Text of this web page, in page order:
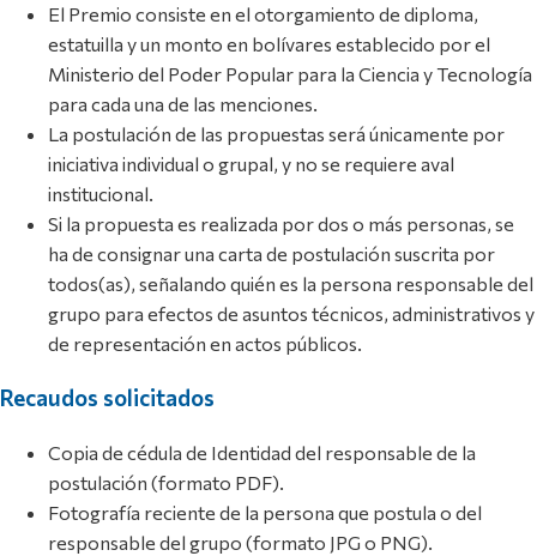
El Premio consiste en el otorgamiento de diploma,
estatuilla y un monto en bolívares establecido por el
Ministerio del Poder Popular para la Ciencia y Tecnología
para cada una de las menciones.
La postulación de las propuestas será únicamente por
iniciativa individual o grupal, y no se requiere aval
institucional.
Si la propuesta es realizada por dos o más personas, se
ha de consignar una carta de postulación suscrita por
todos(as), señalando quién es la persona responsable del
grupo para efectos de asuntos técnicos, administrativos y
de representación en actos públicos.
Recaudos solicitados
Copia de cédula de Identidad del responsable de la
postulación (formato PDF).
Fotografía reciente de la persona que postula o del
responsable del grupo (formato JPG o PNG).